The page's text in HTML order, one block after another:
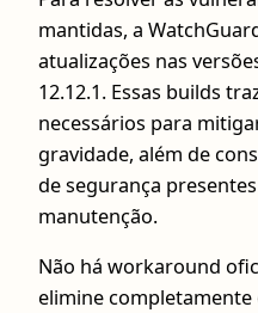
mantidas, a
atualizações nas
12.12.1. Essas builds
necessários para
gravidade, além de
de segurança
manutenção.
Não há workaround
elimine